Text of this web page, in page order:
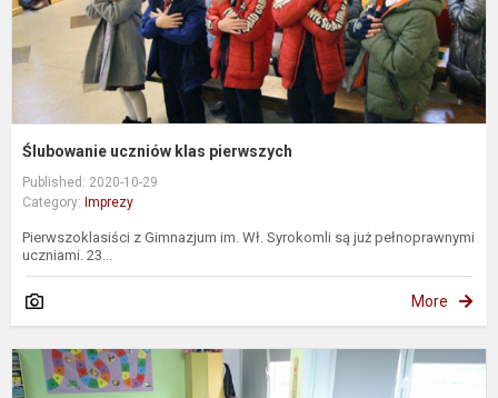
Ślubowanie uczniów klas pierwszych
Published: 2020-10-29
Category: Imprezy
Pierwszoklasiści z Gimnazjum im. Wł. Syrokomli są już pełnoprawnymi
uczniami. 23...
More